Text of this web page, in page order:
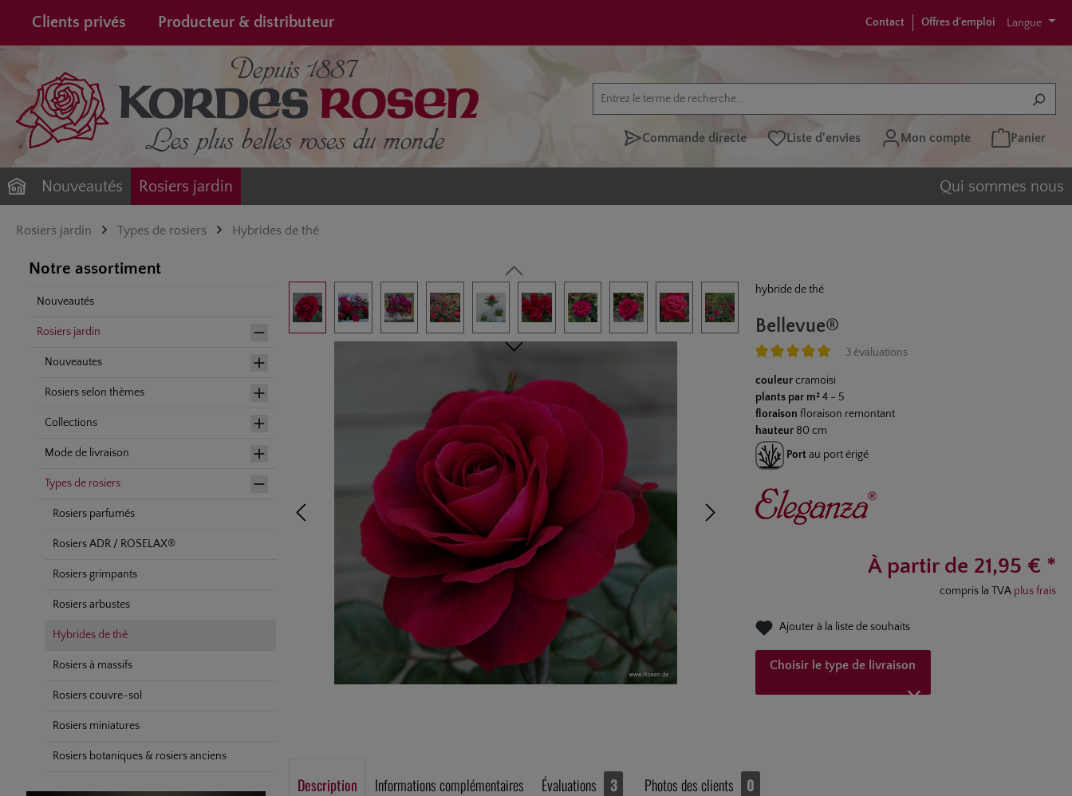
Passer à la navigation principale
Clients privés Producteur & distributeur Contact Offres d'emploi Langue
Commande directe Liste d'envies Mon compte Panier
Nouveautés Rosiers jardin Qui sommes nous
Rosiers jardin Types de rosiers Hybrides de thé
Notre assortiment
Nouveautés
Rosiers jardin
Nouveautes
Rosiers selon thèmes
Collections
Mode de livraison
Types de rosiers
Rosiers parfumés
Rosiers ADR / ROSELAX®
Rosiers grimpants
Rosiers arbustes
Hybrides de thé
Rosiers à massifs
Rosiers couvre-sol
Rosiers miniatures
Rosiers botaniques & rosiers anciens
hybride de thé
Bellevue®
3 évaluations
couleur cramoisi
plants par m² 4 - 5
floraison floraison remontant
hauteur 80 cm
Port au port érigé
À partir de 21,95 € *
compris la TVA plus frais
Ajouter à la liste de souhaits
Choisir le type de livraison
Description Informations complémentaires Évaluations 3 Photos des clients 0